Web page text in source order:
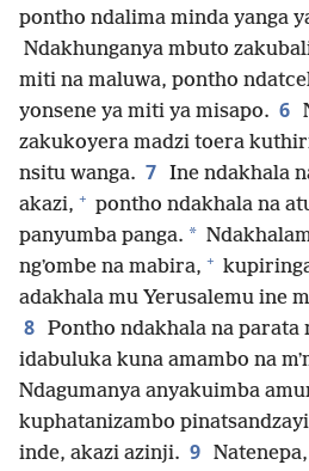
pontho ndalima minda yanga
Ndakhunganya mbuto
miti na maluwa, pontho
yonsene ya miti ya misapo. 6
zakukoyera madzi toera
nsitu wanga. 7 Ine ndakhala
akazi, + pontho ndakhala na
panyumba panga. *
ngʼombe na mabira, +
adakhala mu Yerusalemu ine
8 Pontho ndakhala na parata
idabuluka kuna amambo na
Ndagumanya anyakuimba
kuphatanizambo
inde, akazi azinji. 9